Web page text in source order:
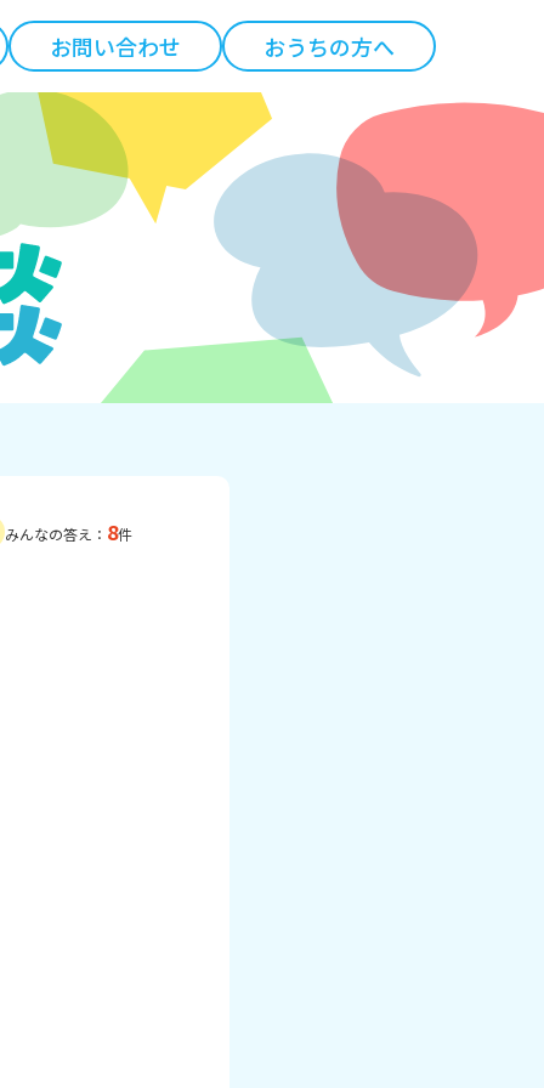
お問い合わせ おうちの方へ
みんなの答え： 8件